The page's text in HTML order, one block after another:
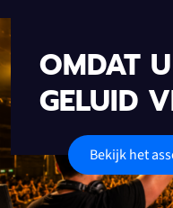
OMDAT
GELUID
Bekijk het